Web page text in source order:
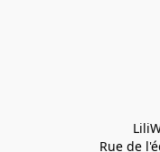
Rue de